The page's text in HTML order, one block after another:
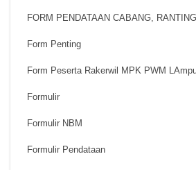
FORM PENDATAAN CABANG,
Form Penting
Form Peserta Rakerwil MPK PWM
Formulir
Formulir NBM
Formulir Pendataan